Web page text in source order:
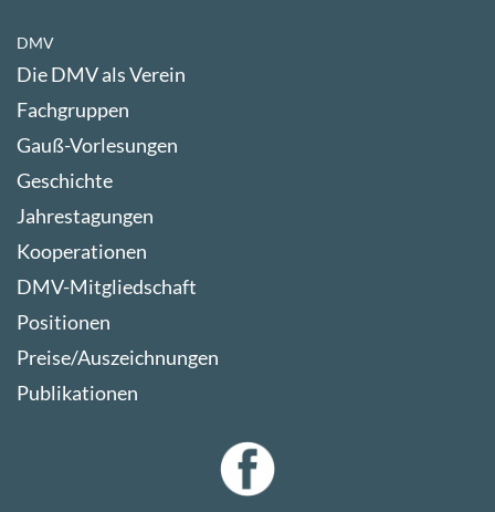
DMV
Die DMV als Verein
Fachgruppen
Gauß-Vorlesungen
Geschichte
Jahrestagungen
Kooperationen
DMV-Mitgliedschaft
Positionen
Preise/Auszeichnungen
Publikationen